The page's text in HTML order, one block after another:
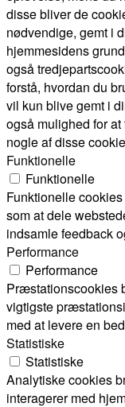
disse bliver de
nødvendige, gemt i
hjemmesidens
også
forstå, hvordan du
vil kun blive gemt i
også mulighed for
nogle af disse
Funktionelle
Funktionelle
Funktionelle
som at dele
indsamle feedback
Performance
Performance
Præstationscookies
vigtigste
med at levere en
Statistiske
Statistiske
Analytiske cookies
interagerer med